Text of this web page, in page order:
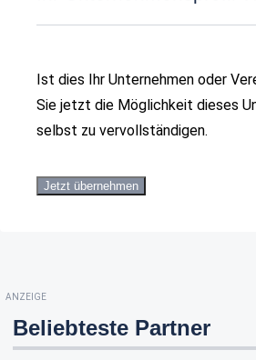
Ist dies Ihr Unternehmen oder
Sie jetzt die Möglichkeit dieses
selbst zu vervollständigen.
Jetzt übernehmen
ANZEIGE
Beliebteste Partner